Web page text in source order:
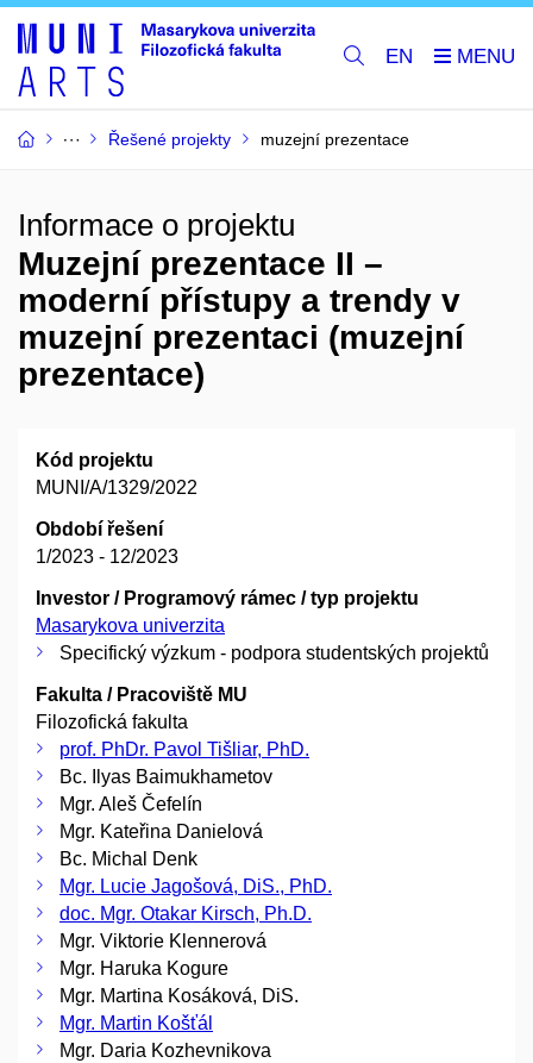
EN
Řešené projekty muzejní prezentace
Informace o projektu
Muzejní prezentace II –
moderní přístupy a trendy v
muzejní prezentaci (muzejní
prezentace)
Kód projektu
MUNI/A/1329/2022
Období řešení
1/2023 - 12/2023
Investor / Programový rámec / typ projektu
Masarykova univerzita
Specifický výzkum - podpora studentských projektů
Fakulta / Pracoviště MU
Filozofická fakulta
prof. PhDr. Pavol Tišliar, PhD.
Bc. Ilyas Baimukhametov
Mgr. Aleš Čefelín
Mgr. Kateřina Danielová
Bc. Michal Denk
Mgr. Lucie Jagošová, DiS., PhD.
doc. Mgr. Otakar Kirsch, Ph.D.
Mgr. Viktorie Klennerová
Mgr. Haruka Kogure
Mgr. Martina Kosáková, DiS.
Mgr. Martin Košťál
Mgr. Daria Kozhevnikova